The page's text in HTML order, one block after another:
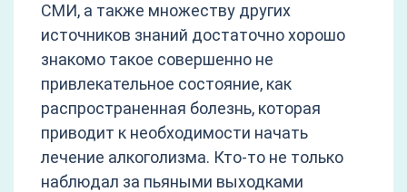
СМИ, а также множеству других
источников знаний достаточно хорошо
знакомо такое совершенно не
привлекательное состояние, как
распространенная болезнь, которая
приводит к необходимости начать
лечение алкоголизма. Кто-то не только
наблюдал за пьяными выходками